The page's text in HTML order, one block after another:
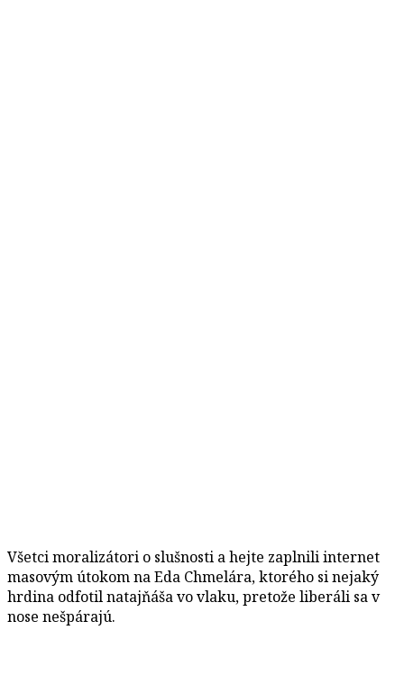
Všetci moralizátori o slušnosti a hejte zaplnili internet
masovým útokom na Eda Chmelára, ktorého si nejaký
hrdina odfotil natajňáša vo vlaku, pretože liberáli sa v
nose nešpárajú.